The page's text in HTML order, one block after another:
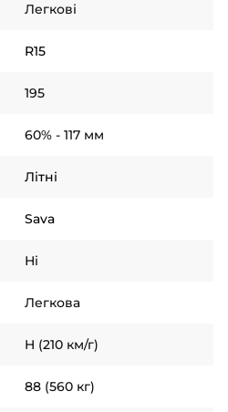
Легкові
R15
195
60% - 117 мм
Літні
Sava
Ні
Легкова
H (210 км/г)
88 (560 кг)